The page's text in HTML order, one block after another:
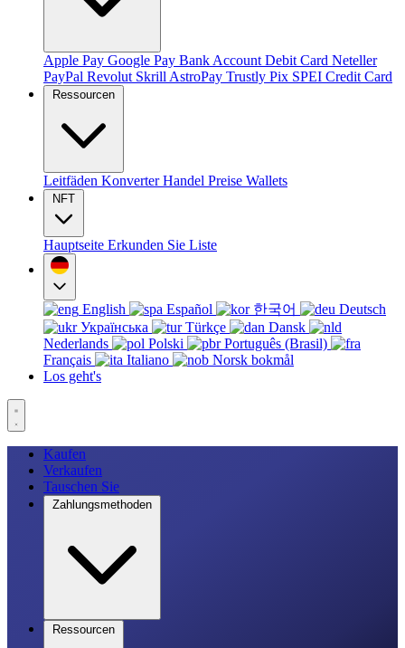
Apple Pay Google Pay Bank Account Debit Card Neteller
PayPal Revolut Skrill AstroPay Trustly Pix SPEI Credit Card
Ressourcen
Leitfäden KonverterHandel Preise Wallets
NFT
Hauptseite Erkunden Sie Liste
English Español 한국어
Deutsch
Українська
Türkçe
Dansk
Nederlands
Polski
Português (Brasil)
Français
Italiano
Norsk bokmål
Los geht's
Kaufen
Verkaufen
Tauschen Sie
Zahlungsmethoden
Ressourcen